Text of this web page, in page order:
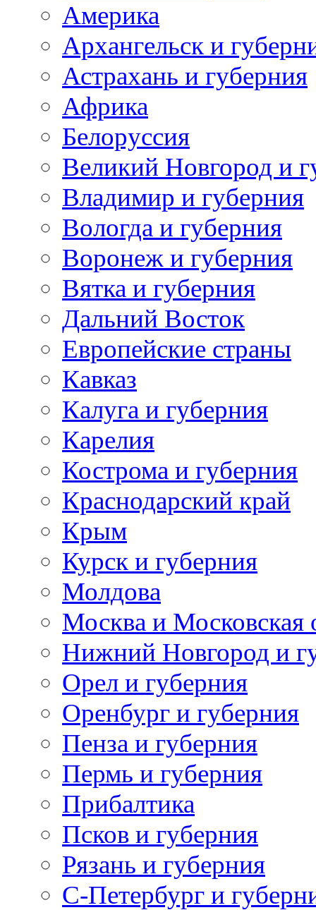
Америка
Архангельск и
Астрахань и губерния
Африка
Белоруссия
Великий Новгород и
Владимир и губерния
Вологда и губерния
Воронеж и губерния
Вятка и губерния
Дальний Восток
Европейские страны
Кавказ
Калуга и губерния
Карелия
Кострома и губерния
Краснодарский край
Крым
Курск и губерния
Молдова
Москва и Московская
Нижний Новгород и
Орел и губерния
Оренбург и губерния
Пенза и губерния
Пермь и губерния
Прибалтика
Псков и губерния
Рязань и губерния
С-Петербург и